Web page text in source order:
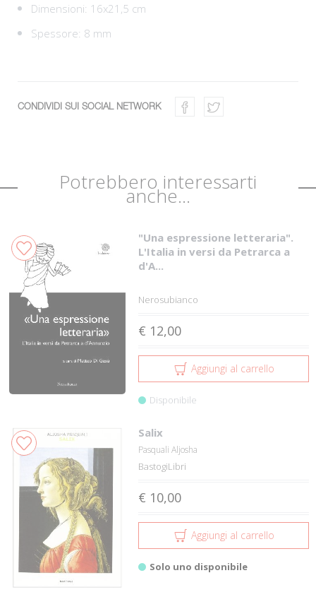
Dimensioni: 16x21,5 cm
Spessore: 8 mm
CONDIVIDI SUI SOCIAL NETWORK
Potrebbero interessarti
anche...
"Una espressione letteraria".
L'Italia in versi da Petrarca a
d'A...
Nerosubianco
€ 12,00
Aggiungi al carrello
Disponibile
Salix
Pasquali Aljosha
BastogiLibri
€ 10,00
Aggiungi al carrello
Solo uno disponibile